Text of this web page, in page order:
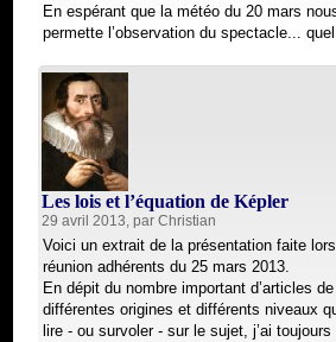
En espérant que la météo du 20 mars
permette l’observation du spectacle...
Les lois et l’équation de Képler
29 avril 2013, par Christian
Voici un extrait de la présentation faite
réunion adhérents du 25 mars 2013.
En dépit du nombre important d’articles de
différentes origines et différents niveaux
lire - ou survoler - sur le sujet, j’ai toujours